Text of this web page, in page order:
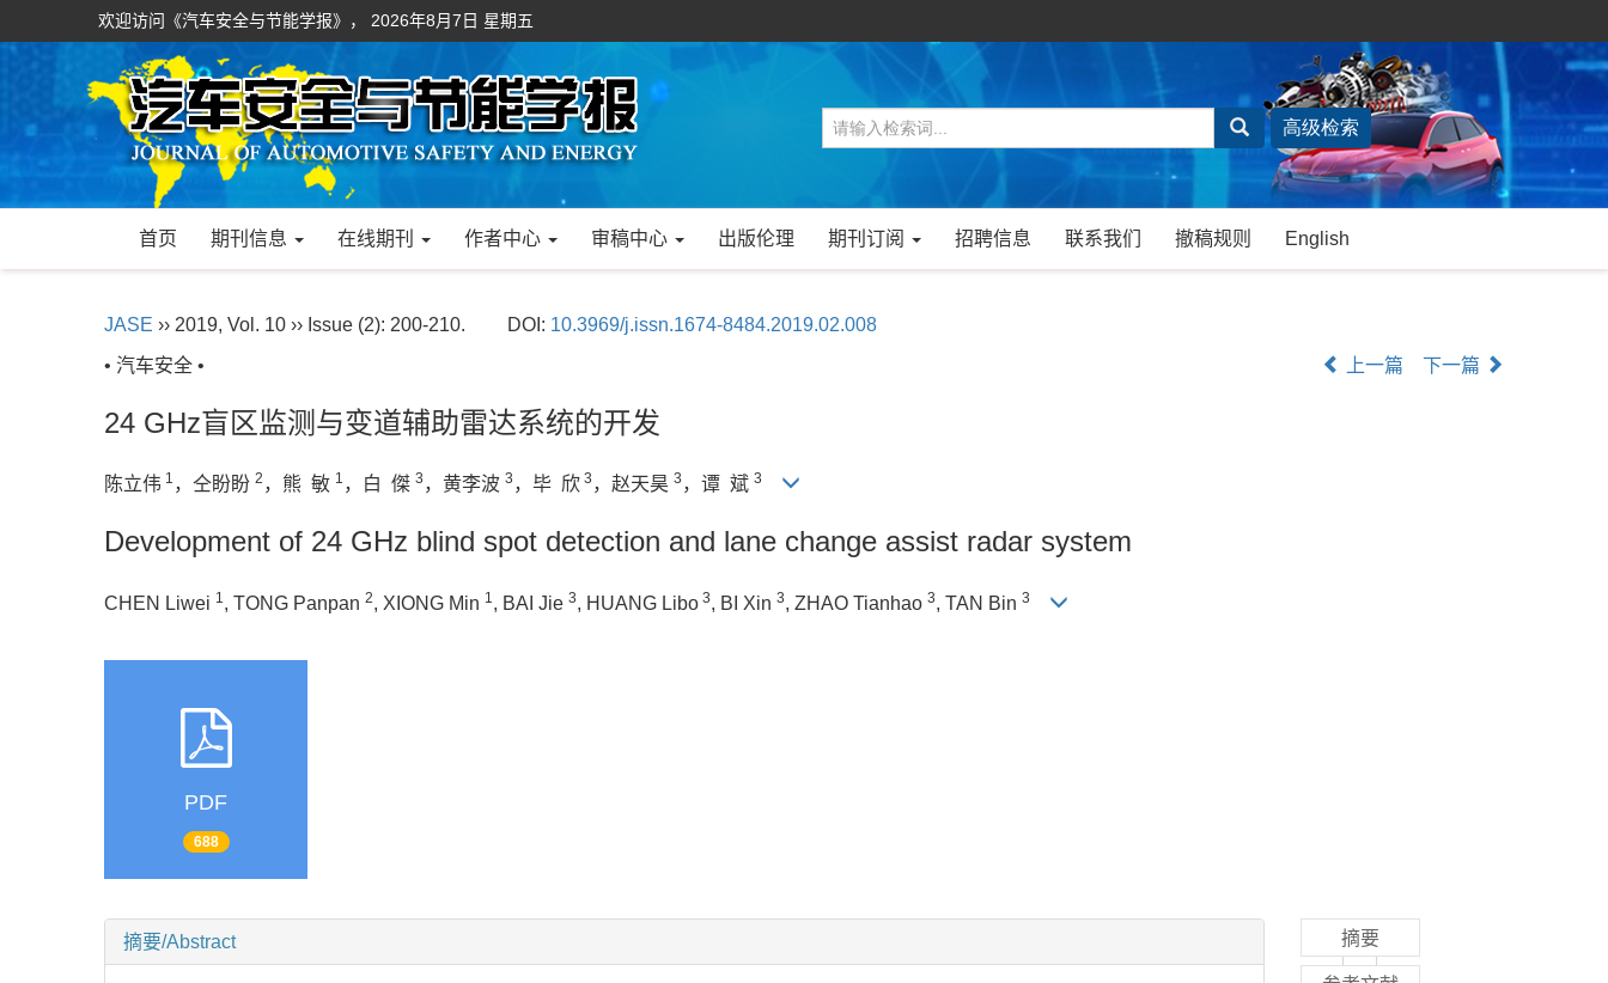
欢迎访问《汽车安全与节能学报》， 2026年8月7日 星期五
首页 期刊信息 在线期刊 作者中心 审稿中心 出版伦理 期刊订阅 招聘信息 联系我们 撤稿规则 English
JASE ›› 2019, Vol. 10 ›› Issue (2): 200-210. DOI: 10.3969/j.issn.1674-8484.2019.02.008
• 汽车安全 •
上一篇 下一篇
24 GHz盲区监测与变道辅助雷达系统的开发
陈立伟 1 ，仝盼盼 2 ，熊 敏 1 ，白 傑 3 ，黄李波 3 ，毕 欣 3 ，赵天昊 3 ，谭 斌 3
Development of 24 GHz blind spot detection and lane change assist radar system
CHEN Liwei 1 , TONG Panpan 2, XIONG Min 1 , BAI Jie 3, HUANG Libo 3, BI Xin 3, ZHAO Tianhao 3, TAN Bin 3
PDF
688
摘要/Abstract 摘要